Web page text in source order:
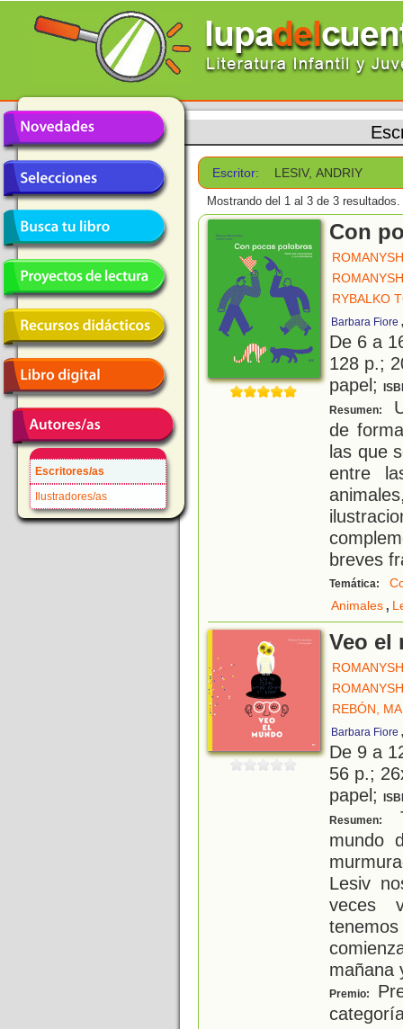
Escritores/as
Ilustradores/as
Escritor: LESIV, ANDRIY
Mostrando del 1 al 3 de 3 resultados.
Con
RYBALKO
Barbara Fiore
De 6 a
128 p.;
papel;
Resumen:
de
las que
entre
breves
Temática:
Animales,
Veo el
REBÓN,
Barbara Fiore
De 9 a
56 p.;
papel;
Resumen:
mundo
Lesiv
veces
mañana
Premio: